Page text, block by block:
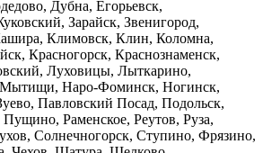
Дубна, Егорьевск,
Зарайск, Звенигород,
Климовск, Клин, Коломна,
Красногорск, Краснознаменск,
Луховицы, Лыткарино,
Наро-Фоминск, Ногинск,
Павловский Посад, Подольск,
Раменское, Реутов, Руза,
Солнечногорск, Ступино, Фрязино,